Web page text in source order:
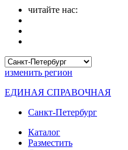
читайте нас:
изменить регион
ЕДИНАЯ СПРАВОЧНАЯ
Санкт-Петербург
Каталог
Разместить